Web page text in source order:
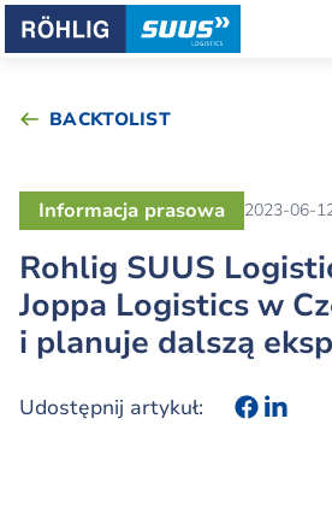
BACKTOLIST
Rohlig SUUS
Joppa Logistics w
i planuje dalszą
Informacja prasowa 2023-06-
Udostępnij artykuł: